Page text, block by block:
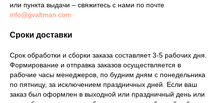
или пункта выдачи – свяжитесь с нами по почте
info@gvaltman.com
Сроки доставки
Срок обработки и сборки заказа составляет 3-5 рабочих дня.
Формирование и отправка заказов осуществляется в
рабочие часы менеджеров, по будним дням с понедельника
по пятницу, за исключением праздничных дней. Если ваш
заказ был оформлен в выходной или праздничный день или